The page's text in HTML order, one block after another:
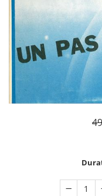
Viniluri Românești
Colecția Electrecord